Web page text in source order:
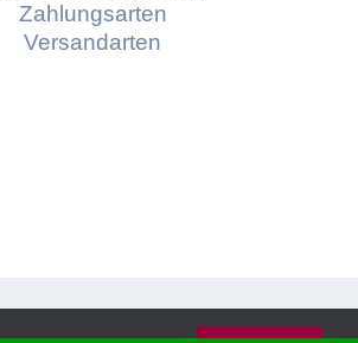
Zahlungsarten
Versandarten
2026 | Konzept und Webdesign by